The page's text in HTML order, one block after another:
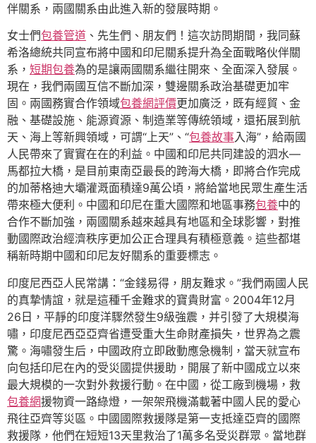
伴關系，兩國關系由此進入新的發展時期。
女士們包養管道 、先生們、朋友們！這次訪問期間，我同蘇
希洛總統共同宣布將中國和印尼關系提升為全面戰略伙伴關
系， 短期包養為的是讓兩國關系繼往開來、全面深入發展。
現在，我們兩國互信不斷加深，雙邊關系政治基礎更加牢
固。兩國務實合作領域包養網評價更加廣泛，既有經貿、金
融、基礎設施、能源資源、制造業等傳統領域，還拓展到航
天、海上等新興領域，可謂“上天”、“包養故事入海”，給兩國
人民帶來了實實在在的利益。中國和印尼共同建設的泗水—
馬都拉大橋，是目前東南亞最長的跨海大橋，即將合作完成
的加蒂格迪大壩灌溉面積達9萬公頃，將給當地民眾生產生活
帶來極大便利。中國和印尼在重大國際和地區事務包養中的
合作不斷加強，兩國關系越來越具有地區和全球影響，對推
動國際政治經濟秩序更加公正合理具有積極意義。這些都堪
稱新時期中國和印尼友好關系的重要標志。
印度尼西亞人民常講：“金錢易得，朋友難求。”我們兩國人民
的真摯情誼，就是這種千金難求的寶貴財富。2004年12月
26日，平靜的印度洋驟然發生9級強震，并引發了大規模海
嘯，印度尼西亞亞齊省遭受重大生命財產損失，世界為之震
驚。海嘯發生后，中國政府立即啟動應急機制，當天就宣布
向包括印尼在內的受災國提供援助，開展了新中國成立以來
最大規模的一次對外救援行動。在中國，從工廠到機場，救
包養網援物資一路綠燈，一架架飛機滿載著中國人民的愛心
飛往亞齊等災區。中國國際救援隊是第一支抵達亞齊的國際
救援隊，他們在短短13天里救治了1萬多名受災群眾。當地群